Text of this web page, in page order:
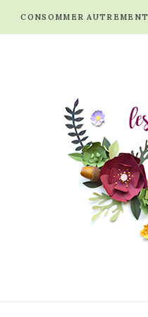
CONSOMMER AUTREMENT